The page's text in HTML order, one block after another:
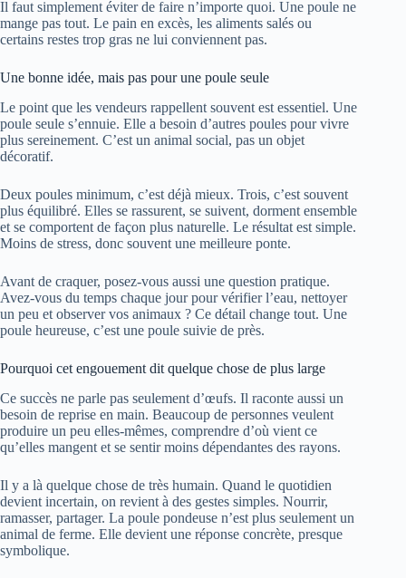
Il faut simplement éviter de faire n’importe quoi. Une poule ne
mange pas tout. Le pain en excès, les aliments salés ou
certains restes trop gras ne lui conviennent pas.
Une bonne idée, mais pas pour une poule seule
Le point que les vendeurs rappellent souvent est essentiel. Une
poule seule s’ennuie. Elle a besoin d’autres poules pour vivre
plus sereinement. C’est un animal social, pas un objet
décoratif.
Deux poules minimum, c’est déjà mieux. Trois, c’est souvent
plus équilibré. Elles se rassurent, se suivent, dorment ensemble
et se comportent de façon plus naturelle. Le résultat est simple.
Moins de stress, donc souvent une meilleure ponte.
Avant de craquer, posez-vous aussi une question pratique.
Avez-vous du temps chaque jour pour vérifier l’eau, nettoyer
un peu et observer vos animaux ? Ce détail change tout. Une
poule heureuse, c’est une poule suivie de près.
Pourquoi cet engouement dit quelque chose de plus large
Ce succès ne parle pas seulement d’œufs. Il raconte aussi un
besoin de reprise en main. Beaucoup de personnes veulent
produire un peu elles-mêmes, comprendre d’où vient ce
qu’elles mangent et se sentir moins dépendantes des rayons.
Il y a là quelque chose de très humain. Quand le quotidien
devient incertain, on revient à des gestes simples. Nourrir,
ramasser, partager. La poule pondeuse n’est plus seulement un
animal de ferme. Elle devient une réponse concrète, presque
symbolique.